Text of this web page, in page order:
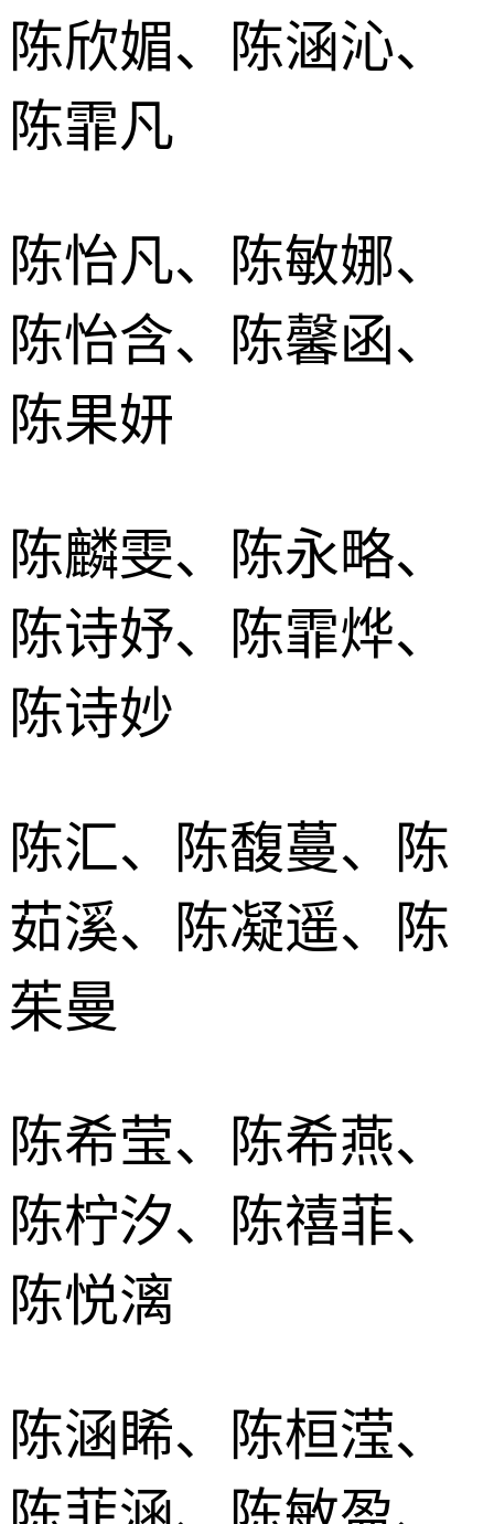
陈欣媚、陈涵沁、
陈霏凡
陈怡凡、陈敏娜、
陈怡含、陈馨函、
陈果妍
陈麟雯、陈永略、
陈诗妤、陈霏烨、
陈诗妙
陈汇、陈馥蔓、陈
茹溪、陈凝遥、陈
茱曼
陈希莹、陈希燕、
陈柠汐、陈禧菲、
陈悦漓
陈涵睎、陈桓滢、